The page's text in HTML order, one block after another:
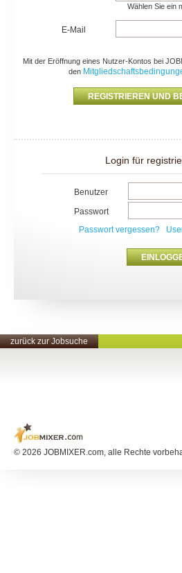
Wählen Sie ein
E-Mail
Mit der Eröffnung eines Nutzer-Kontos bei
den
Login für
Benutzer
Passwort
Passwort vergessen?
zurück zur Jobsuche
© 2026 JOBMIXER.com, alle Rechte